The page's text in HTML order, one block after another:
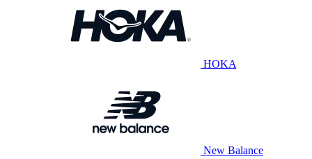
HOKA
New Balance